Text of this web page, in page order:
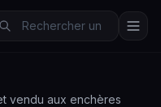
vendu aux enchères